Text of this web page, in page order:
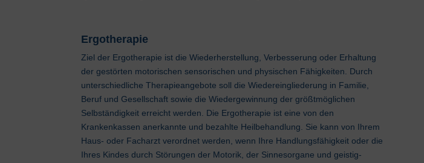
Ergotherapie
Ziel der Ergotherapie ist die Wiederherstellung, Verbesserung oder Erhaltung
der gestörten motorischen sensorischen und physischen Fähigkeiten. Durch
unterschiedliche Therapieangebote soll die Wiedereingliederung in Familie,
Beruf und Gesellschaft sowie die Wiedergewinnung der größtmöglichen
Selbständigkeit erreicht werden. Die Ergotherapie ist eine von den
Krankenkassen anerkannte und bezahlte Heilbehandlung. Sie kann von Ihrem
Haus- oder Facharzt verordnet werden, wenn Ihre Handlungsfähigkeit oder die
Ihres Kindes durch Störungen der Motorik, der Sinnesorgane und geistig-